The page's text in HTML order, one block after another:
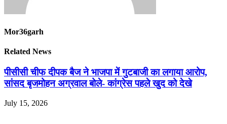
Mor36garh
Related News
पीसीसी चीफ दीपक बैज ने भाजपा में गुटबाजी का लगाया आरोप,
सांसद बृजमोहन अग्रवाल बोले- कांग्रेस पहले खुद को देखे
July 15, 2026